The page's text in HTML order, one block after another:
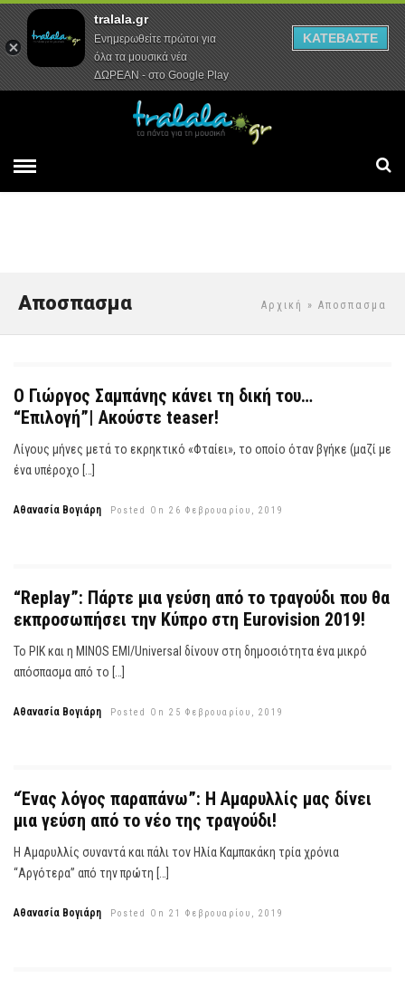
Αρχική Συνεντεύξεις Ρεπορτάζ
Αρχική » Αποσπασμα
Αποσπασμα
Ο Γιώργος Σαμπάνης κάνει τη δική του…
“Επιλογή”| Ακούστε teaser!
Λίγους μήνες μετά το εκρηκτικό «Φταίει», το οποίο όταν βγήκε (μαζί με
ένα υπέροχο […]
Αθανασία Βογιάρη Posted On 26 Φεβρουαρίου, 2019
“Replay”: Πάρτε μια γεύση από το τραγούδι που θα
εκπροσωπήσει την Κύπρο στη Eurovision 2019!
Το ΡΙΚ και η MINOS EMI/Universal δίνουν στη δημοσιότητα ένα μικρό
απόσπασμα από το […]
Αθανασία Βογιάρη Posted On 25 Φεβρουαρίου, 2019
“Ένας λόγος παραπάνω”: Η Αμαρυλλίς μας δίνει
μια γεύση από το νέο της τραγούδι!
Η Αμαρυλλίς συναντά και πάλι τον Ηλία Καμπακάκη τρία χρόνια
“Αργότερα” από την πρώτη […]
Αθανασία Βογιάρη Posted On 21 Φεβρουαρίου, 2019
tralala.gr
Ενημερωθείτε πρώτοι για
όλα τα μουσικά νέα
ΔΩΡΕΑΝ - στο Google Play
ΚΑΤΕΒΑΣΤΕ